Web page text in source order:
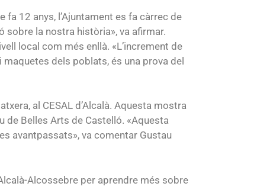
12 anys, l’Ajuntament es fa càrrec de
la nostra història», va afirmar.
local com més enllà. «L’increment de
dels poblats, és una prova del
al CESAL d’Alcalà. Aquesta mostra
de Belles Arts de Castelló. «Aquesta
avantpassats», va comentar Gustau
Alcossebre per aprendre més sobre